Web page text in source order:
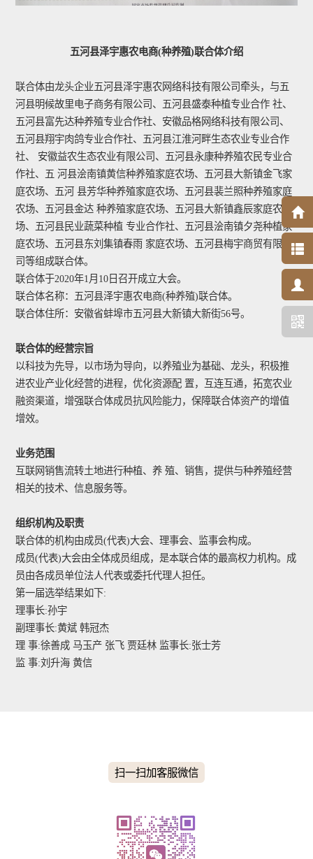
五河县泽宇惠农电商(种养殖)联合体介绍
联合体由龙头企业五河县泽宇惠农网络科技有限公司牵头，与五
河县明候故里电子商务有限公司、五河县盛泰种植专业合作 社、
五河县富先达种养殖专业合作社、安徽品格网络科技有限公司、
五河县翔宇肉鸽专业合作社、五河县江淮河畔生态农业专业合作
社、 安徽益农生态农业有限公司、五河县永康种养殖农民专业合
作社、五 河县浍南镇黄信种养殖家庭农场、五河县大新镇金飞家
庭农场、五河 县芳华种养殖家庭农场、五河县裴兰照种养殖家庭
农场、五河县金达 种养殖家庭农场、五河县大新镇鑫辰家庭农
场、五河县民业蔬菜种植 专业合作社、五河县浍南镇夕尧种植家
庭农场、五河县东刘集镇春雨 家庭农场、五河县梅宇商贸有限公
司等组成联合体。
联合体于2020年1月10日召开成立大会。
联合体名称：五河县泽宇惠农电商(种养殖)联合体。
联合体住所：安徽省蚌埠市五河县大新镇大新街56号。
联合体的经营宗旨
以科技为先导，以市场为导向，以养殖业为基础、龙头，积极推
进农业产业化经营的进程，优化资源配 置，互连互通，拓宽农业
融资渠道，增强联合体成员抗风险能力，保障联合体资产的增值
增效。
业务范围
互联网销售流转土地进行种植、养 殖、销售，提供与种养殖经营
相关的技术、信息服务等。
组织机构及职责
联合体的机构由成员(代表)大会、理事会、监事会构成。
成员(代表)大会由全体成员组成，是本联合体的最高权力机构。成
员由各成员单位法人代表或委托代理人担任。
第一届选举结果如下:
理事长:孙宇
副理事长:黄斌 韩冠杰
理 事:徐善成 马玉产 张飞 贾廷林 监事长:张士芳
监 事:刘升海 黄信
扫一扫加客服微信